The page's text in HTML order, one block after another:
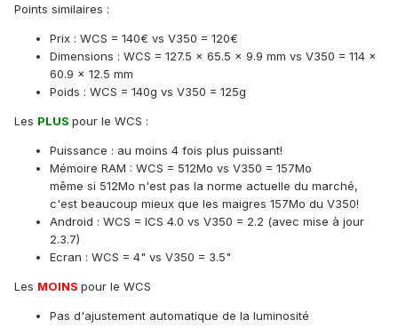
Points similaires :
Prix : WCS = 140€ vs V350 = 120€
Dimensions : WCS = 127.5 x 65.5 x 9.9 mm vs V350 = 114 x
60.9 x 12.5 mm
Poids : WCS = 140g vs V350 = 125g
Les PLUS pour le WCS :
Puissance : au moins 4 fois plus puissant!
Mémoire RAM : WCS = 512Mo vs V350 = 157Mo
même si 512Mo n'est pas la norme actuelle du marché,
c'est beaucoup mieux que les maigres 157Mo du V350!
Android : WCS = ICS 4.0 vs V350 = 2.2 (avec mise à jour
2.3.7)
Ecran : WCS = 4" vs V350 = 3.5"
Les MOINS pour le WCS
Pas d'ajustement automatique de la luminosité